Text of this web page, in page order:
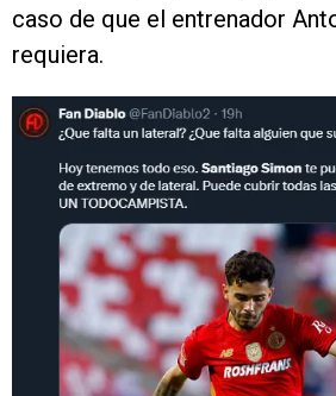
caso de que el entrenador
requiera.